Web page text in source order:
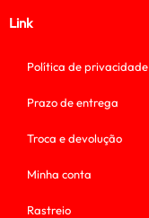
Link
Política de privacidade
Prazo de entrega
Troca e devolução
Minha conta
Rastreio